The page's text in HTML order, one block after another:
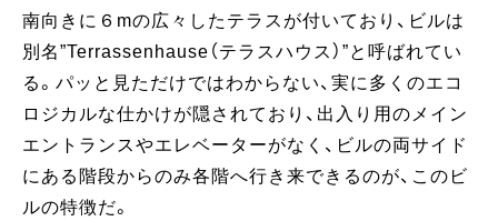
南向きに６mの広々したテラスが付いており、ビルは
別名”Terrassenhause（テラスハウス）”と呼ばれてい
る。パッと見ただけではわからない、実に多くのエコ
ロジカルな仕かけが隠されており、出入り用のメイン
エントランスやエレベーターがなく、ビルの両サイド
にある階段からのみ各階へ行き来できるのが、このビ
ルの特徴だ。